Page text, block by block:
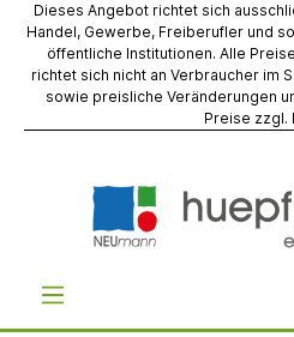
Dieses Angebot richtet sich
Handel, Gewerbe, Freiberufler und
öffentliche Institutionen. Alle
richtet sich nicht an Verbraucher im
sowie preisliche Veränderungen
Preise zzgl.